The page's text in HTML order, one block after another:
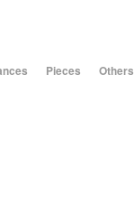
Pieces Others